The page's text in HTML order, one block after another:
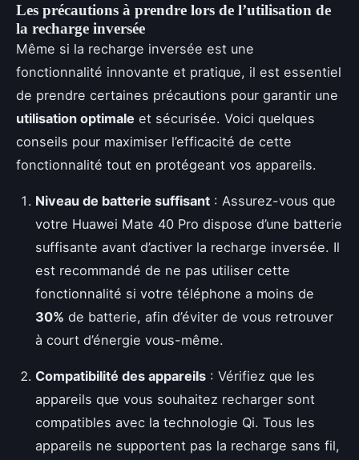
Les précautions à prendre lors de l’utilisation de
la recharge inversée
Même si la recharge inversée est une
fonctionnalité innovante et pratique, il est essentiel
de prendre certaines précautions pour garantir une
utilisation optimale et sécurisée. Voici quelques
conseils pour maximiser l’efficacité de cette
fonctionnalité tout en protégeant vos appareils.
Niveau de batterie suffisant : Assurez-vous que
votre Huawei Mate 40 Pro dispose d’une batterie
suffisante avant d’activer la recharge inversée. Il
est recommandé de ne pas utiliser cette
fonctionnalité si votre téléphone a moins de
30% de batterie, afin d’éviter de vous retrouver
à court d’énergie vous-même.
Compatibilité des appareils : Vérifiez que les
appareils que vous souhaitez recharger sont
compatibles avec la technologie Qi. Tous les
appareils ne supportent pas la recharge sans fil,